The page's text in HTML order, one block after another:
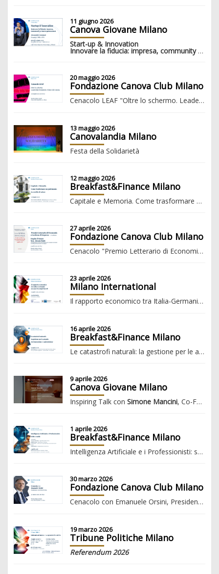
11 giugno 2026
Canova Giovane Milano
Start-up & Innovation
Innovare la fiducia: impresa, community e nuove generazioni
20 maggio 2026
Fondazione Canova Club Milano
Cenacolo LEAF "Oltre lo schermo. Leadership femminile e futuro del cinema"
13 maggio 2026
Canovalandia Milano
Festa della Solidarietà
12 maggio 2026
Breakfast&Finance Milano
Capitale e Memoria. Come trasformare un patrimonio in eredità di valore
27 aprile 2026
Fondazione Canova Club Milano
Cenacolo "Premio Letterario di Economia e Gestione d'Impresa 2026"
23 aprile 2026
Milano International
Il rapporto economico tra Italia-Germania: un asset in tempi incerti
16 aprile 2026
Breakfast&Finance Milano
Le catastrofi naturali: la gestione per le aziende tra innovazione e assicurazione
9 aprile 2026
Canova Giovane Milano
Inspiring Talk conSimone Mancini, Co-Founder & CEO di
1 aprile 2026
Breakfast&Finance Milano
Intelligenza Artificiale e i Professionisti: sfide e realtà
30 marzo 2026
Fondazione Canova Club Milano
Cenacolo con Emanuele Orsini, Presidente Confindustria
19 marzo 2026
Tribune Politiche Milano
Referendum 2026